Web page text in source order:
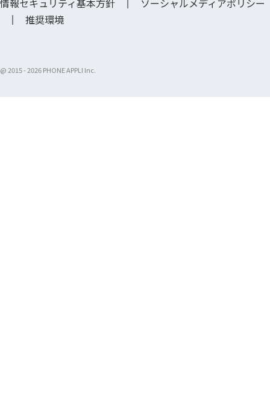
情報セキュリティ基本方針
ソーシャルメディアポリシー
推奨環境
@ 2015 -2026 PHONE APPLI Inc.